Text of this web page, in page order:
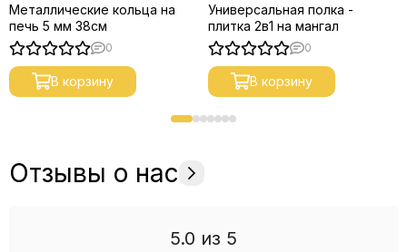
Металлические кольца на
печь 5 мм 38см
0
В корзину
Универсальная полка -
плитка 2в1 на мангал
0
В корзину
Отзывы о нас
5.0 из 5